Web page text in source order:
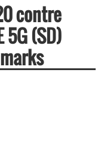
contre
5G (SD)